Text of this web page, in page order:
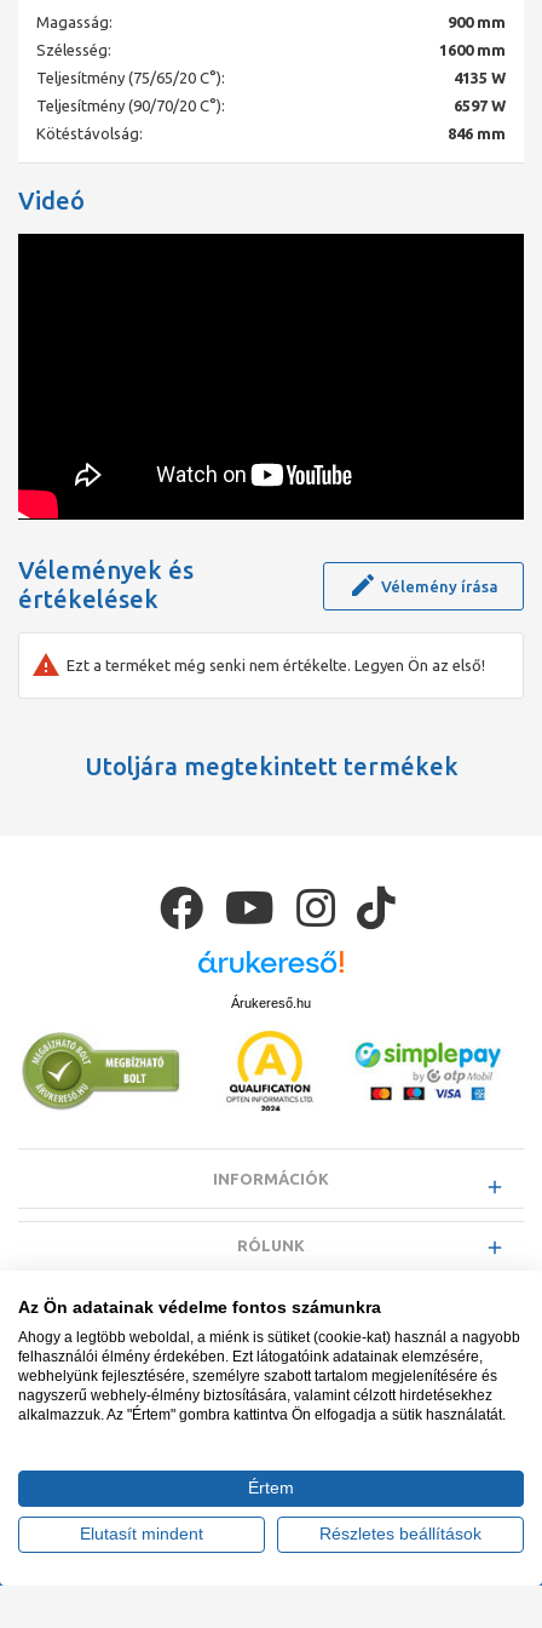
révén.
Rövid reakcióidő hirtelen hőmérséklet-változásoknál.
Nagyobb a hatékonysága a rövidebb lehűlési és felfűtési
idők miatt.
Magasabb szabályozási komfort jellemzi.
Minden SZELEPES, MULTIFUNKCIÓS FŰTŐTEST fixen beépített
szelepgarnitúrával van felszerelve, mely alkalmas két csöves
berendezésekhez és egy csöves berendezésekhez egy csöves
Magasság:
900 mm
Szélesség:
1600 mm
Teljesítmény (75/65/20 C°):
4135 W
Teljesítmény (90/70/20 C°):
6597 W
Kötéstávolság:
846 mm
Videó
Vélemények és
értékelések
Vélemény írása
Ezt a terméket még senki nem értékelte. Legyen Ön az első!
Utoljára megtekintett termékek
Árukereső.hu
INFORMÁCIÓK
RÓLUNK
EGYÉB INFORMÁCIÓK
VÁSÁRLÓI INFORMÁCIÓK
Minden jog fenntartva. © Adatkezelés nyilvántartási száma NAIH-
Ügyfélszolgálat: +36 1 700 3500
Az Ön adatainak védelme fontos számunkra
Ahogy a legtöbb weboldal, a miénk is sütiket (cookie-kat) használ a nagyobb
felhasználói élmény érdekében. Ezt látogatóink adatainak elemzésére,
webhelyünk fejlesztésére, személyre szabott tartalom megjelenítésére és
nagyszerű webhely-élmény biztosítására, valamint célzott hirdetésekhez
alkalmazzuk. Az "Értem" gombra kattintva Ön elfogadja a sütik használatát.
Értem
Elutasít mindent Részletes beállítások